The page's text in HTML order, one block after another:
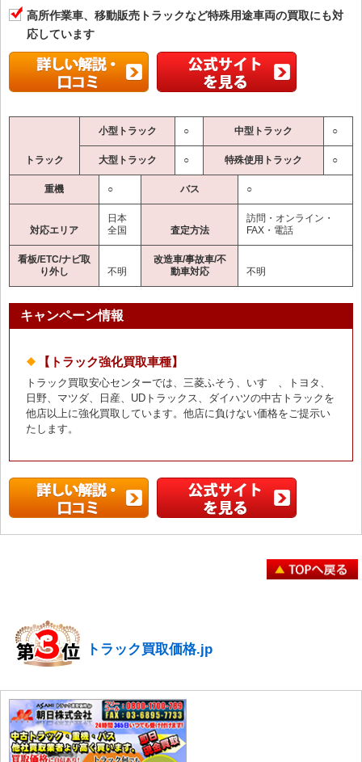
高所作業車、移動販売トラックなど特殊用途車両の買取にも対
応しています
トラック
小型トラック ○ 中型トラック ○
大型トラック ○ 特殊使用トラック ○
重機 ○ バス ○
対応エリア
日本
全国
査定方法
訪問・オンライン・
FAX・電話
看板/ETC/ナビ取
り外し
不明
改造車/事故車/不
動車対応
不明
キャンペーン情報
【トラック強化買取車種】
トラック買取安心センターでは、三菱ふそう、いすゞ、トヨタ、
日野、マツダ、日産、UDトラックス、ダイハツの中古トラックを
他店以上に強化買取しています。他店に負けない価格をご提示い
たします。
トラック買取価格.jp